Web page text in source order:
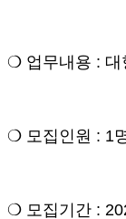
❍ 업무내용 : 대
❍ 모집인원 : 1
❍ 모집기간 :